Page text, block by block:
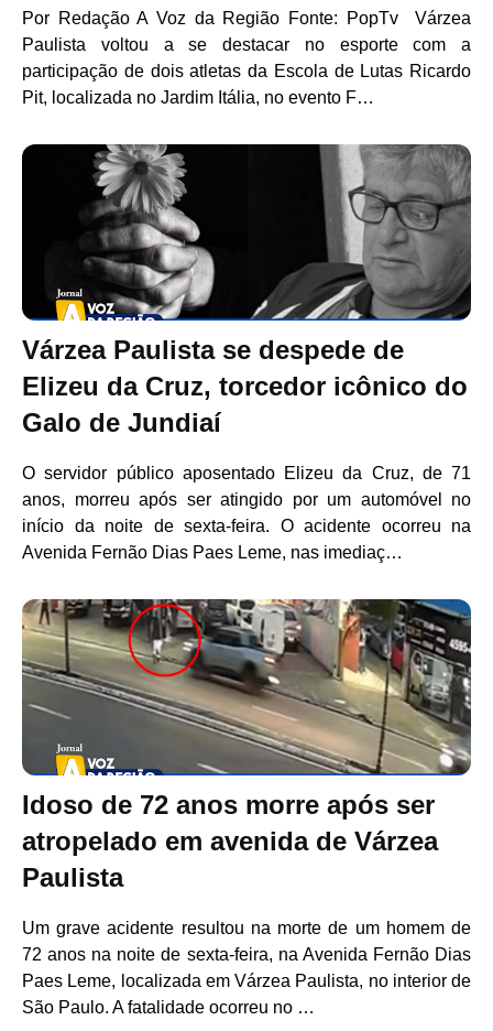
Por Redação A Voz da Região Fonte: PopTv Várzea
Paulista voltou a se destacar no esporte com a
participação de dois atletas da Escola de Lutas Ricardo
Pit, localizada no Jardim Itália, no evento F…
Várzea Paulista se despede de
Elizeu da Cruz, torcedor icônico do
Galo de Jundiaí
O servidor público aposentado Elizeu da Cruz, de 71
anos, morreu após ser atingido por um automóvel no
início da noite de sexta-feira. O acidente ocorreu na
Avenida Fernão Dias Paes Leme, nas imediaç…
Idoso de 72 anos morre após ser
atropelado em avenida de Várzea
Paulista
Um grave acidente resultou na morte de um homem de
72 anos na noite de sexta-feira, na Avenida Fernão Dias
Paes Leme, localizada em Várzea Paulista, no interior de
São Paulo. A fatalidade ocorreu no …